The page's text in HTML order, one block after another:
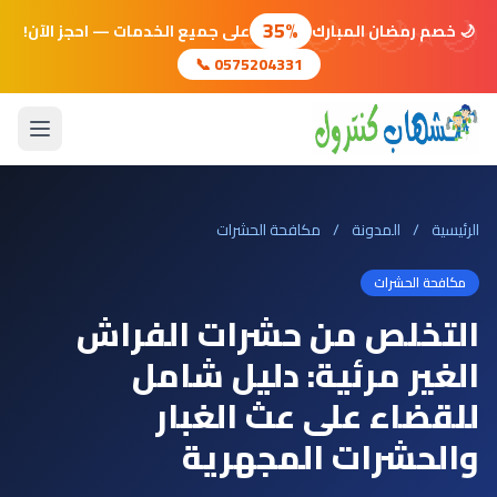
🌙
⭐
🌙
⭐
🌙
⭐
🌙 🌙 خصم رمضان المبارك 35% على جميع الخدمات — احجز الآن!
📞 0575204331
الرئيسية / المدونة / مكافحة الحشرات
مكافحة الحشرات
التخلص من حشرات الفراش
الغير مرئية: دليل شامل
للقضاء على عث الغبار
والحشرات المجهرية